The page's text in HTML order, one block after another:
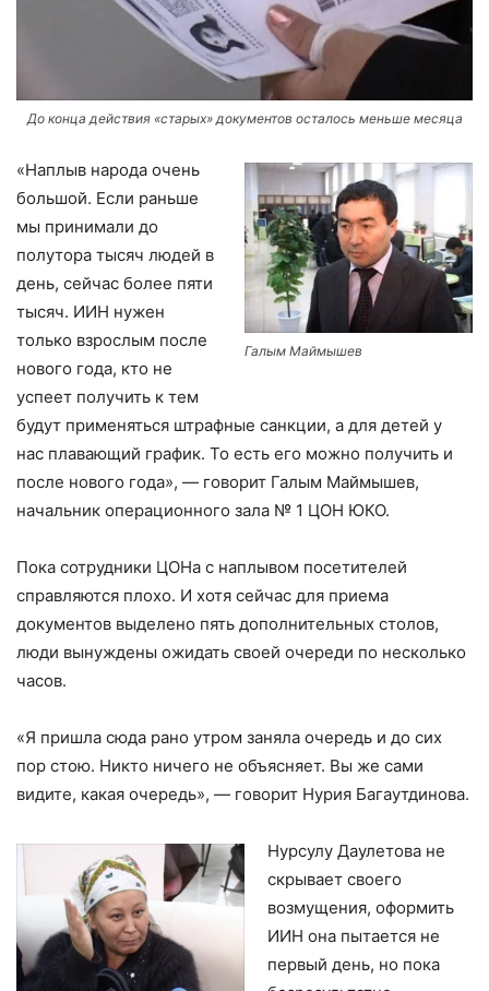
До конца действия «старых» документов осталось меньше месяца
Галым Маймышев
«Наплыв народа очень
большой. Если раньше
мы принимали до
полутора тысяч людей в
день, сейчас более пяти
тысяч. ИИН нужен
только взрослым после
нового года, кто не
успеет получить к тем
будут применяться штрафные санкции, а для детей у
нас плавающий график. То есть его можно получить и
после нового года», — говорит Галым Маймышев,
начальник операционного зала № 1 ЦОН ЮКО.
Пока сотрудники ЦОНа с наплывом посетителей
справляются плохо. И хотя сейчас для приема
документов выделено пять дополнительных столов,
люди вынуждены ожидать своей очереди по несколько
часов.
«Я пришла сюда рано утром заняла очередь и до сих
пор стою. Никто ничего не объясняет. Вы же сами
видите, какая очередь», — говорит Нурия Багаутдинова.
Нурсулу Даулетова не
скрывает своего
возмущения, оформить
ИИН она пытается не
первый день, но пока